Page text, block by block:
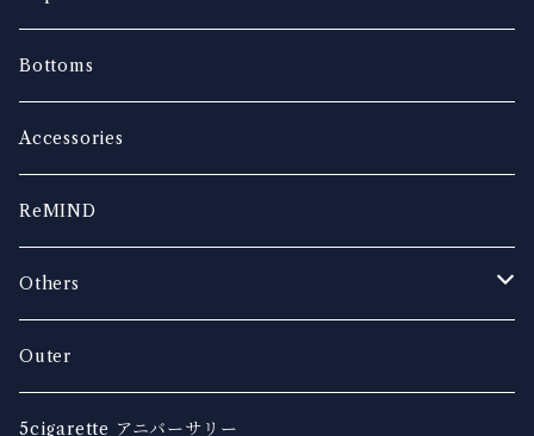
Bottoms
Accessories
ReMIND
Others
music
Outer
5cigarette アニバーサリー